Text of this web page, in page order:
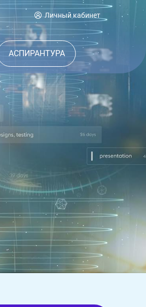
Личный кабинет
АСПИРАНТУРА